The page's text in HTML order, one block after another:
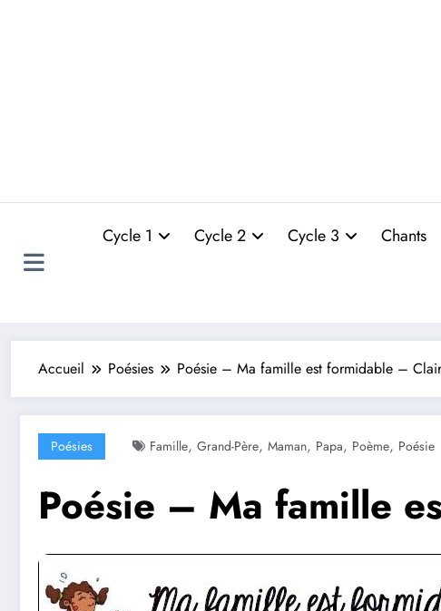
Cycle 1 Cycle 2 Cycle 3 Chants
Accueil Poésies Poésie – Ma famille est formidable –
Poésies Famille, Grand-Père, Maman, Papa, Poème, Poésie
Poésie – Ma famille